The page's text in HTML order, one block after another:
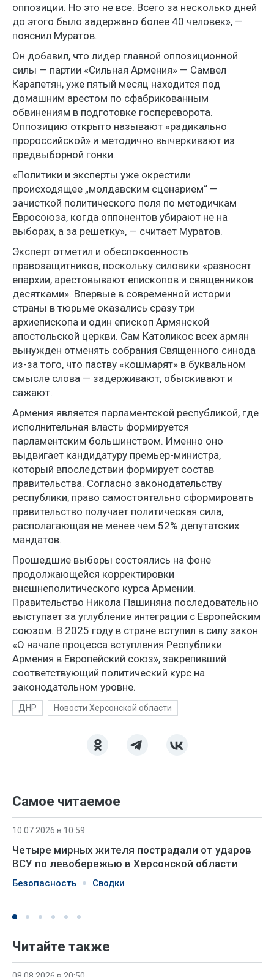
оппозиции. Но это не все. Всего за несколько дней
до этого было задержано более 40 человек», —
пояснил Муратов.
Он добавил, что лидер главной оппозиционной
силы — партии «Сильная Армения» — Самвел
Карапетян, уже пятый месяц находится под
домашним арестом по сфабрикованным
обвинениям в подготовке госпереворота.
Оппозицию открыто называют «радикально
пророссийской» и методично вычеркивают из
предвыборной гонки.
«Политики и эксперты уже окрестили
происходящее „молдавским сценарием“ —
зачисткой политического поля по методичкам
Евросоюза, когда оппонентов убирают не на
выборах, а за решетку», — считает Муратов.
Эксперт отметил и обеспокоенность
правозащитников, поскольку силовики «разносят
епархии, арестовывают епископов и священников
десятками». Впервые в современной истории
страны в тюрьме оказались сразу три
архиепископа и один епископ Армянской
апостольской церкви. Сам Католикос всех армян
вынужден отменять собрания Священного синода
из-за того, что паству «кошмарят» в буквальном
смысле слова — задерживают, обыскивают и
сажают.
Армения является парламентской республикой, где
исполнительная власть формируется
парламентским большинством. Именно оно
выдвигает кандидатуру премьер-министра,
который впоследствии формирует состав
правительства. Согласно законодательству
республики, право самостоятельно сформировать
правительство получает политическая сила,
располагающая не менее чем 52% депутатских
мандатов.
Прошедшие выборы состоялись на фоне
продолжающейся корректировки
внешнеполитического курса Армении.
Правительство Никола Пашиняна последовательно
выступает за углубление интеграции с Европейским
союзом. В 2025 году в стране вступил в силу закон
«О начале процесса вступления Республики
Армения в Европейский союз», закрепивший
соответствующий политический курс на
законодательном уровне.
ДНР Новости Херсонской области
Самое читаемое
10.07.2026 в 10:59
Четыре мирных жителя пострадали от ударов
ВСУ по левобережью в Херсонской области
Безопасность Сводки
Читайте также